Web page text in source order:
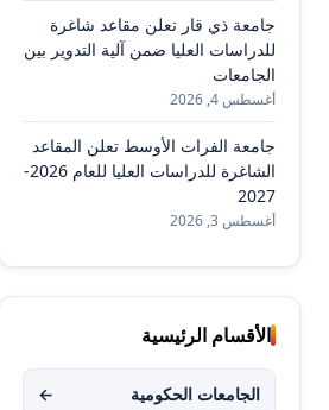
جامعة ذي قار تعلن مقاعد شاغرة
للدراسات العليا ضمن آلية التدوير بين
الجامعات
أغسطس 4, 2026
جامعة الفرات الأوسط تعلن المقاعد
الشاغرة للدراسات العليا للعام 2026-
2027
أغسطس 3, 2026
الأقسام الرئيسية
الجامعات الحكومية ←